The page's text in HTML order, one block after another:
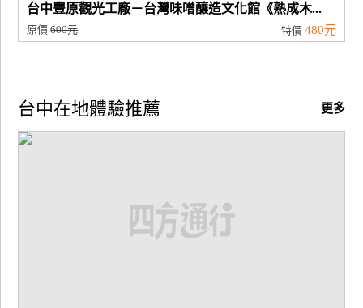
台中豐原觀光工廠－台灣味噌釀造文化館《熟成木...
原價600元 特價 480元
更多
台中在地體驗推薦